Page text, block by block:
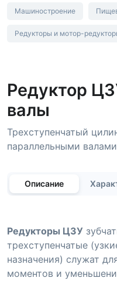
Машиностроение
Редукторы и мотор-
Редуктор
валы
Трехступенчатый
параллельными
Описание
Редукторы Ц3У
трехступенчатые
назначения) служат
моментов и